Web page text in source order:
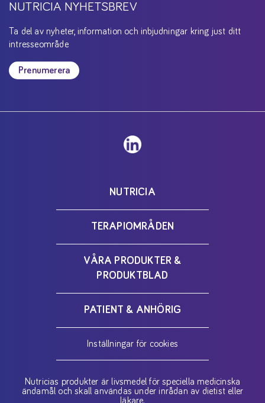
NUTRICIA NYHETSBREV
Ta del av nyheter, information och inbjudningar kring just ditt
intresseområde
Prenumerera
NUTRICIA
TERAPIOMRÅDEN
VÅRA PRODUKTER &
PRODUKTBLAD
PATIENT & ANHÖRIG
Inställningar för cookies
Nutricias produkter är livsmedel för speciella medicinska
ändamål och skall användas under inrådan av dietist eller
läkare.